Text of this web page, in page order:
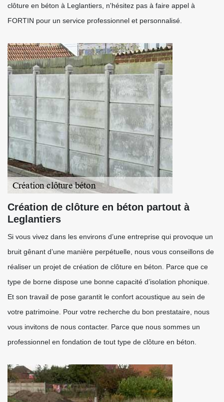
clôture en béton à Leglantiers, n'hésitez pas à faire appel à
FORTIN pour un service professionnel et personnalisé.
Création de clôture en béton partout à
Leglantiers
Si vous vivez dans les environs d’une entreprise qui provoque un
bruit gênant d’une manière perpétuelle, nous vous conseillons de
réaliser un projet de création de clôture en béton. Parce que ce
type de borne dispose une bonne capacité d’isolation phonique.
Et son travail de pose garantit le confort acoustique au sein de
votre patrimoine. Pour votre recherche du bon prestataire, nous
vous invitons de nous contacter. Parce que nous sommes un
professionnel en fondation de tout type de clôture en béton.